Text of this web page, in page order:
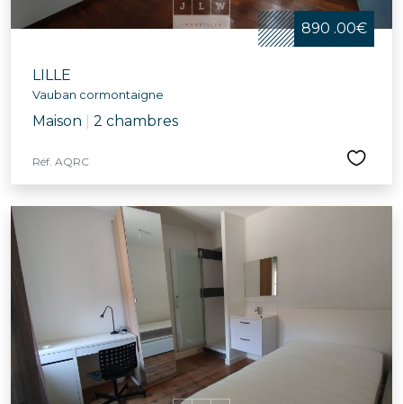
890 .00€
LILLE
Vauban cormontaigne
Maison 2 chambres
Réf. AQRC